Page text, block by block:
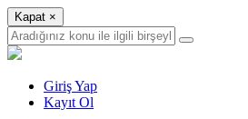
Kapat ×
Giriş Yap
Kayıt Ol